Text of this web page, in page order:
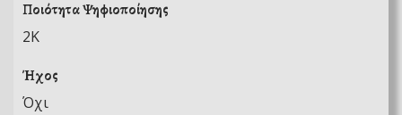
Ποιότητα Ψηφιοποίησης
2K
Ήχος
Όχι